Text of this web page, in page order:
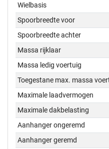
Wielbasis
Spoorbreedte voor
Spoorbreedte achter
Massa rijklaar
Massa ledig voertuig
Toegestane max. massa
Maximale laadvermogen
Maximale dakbelasting
Aanhanger ongeremd
Aanhanger geremd